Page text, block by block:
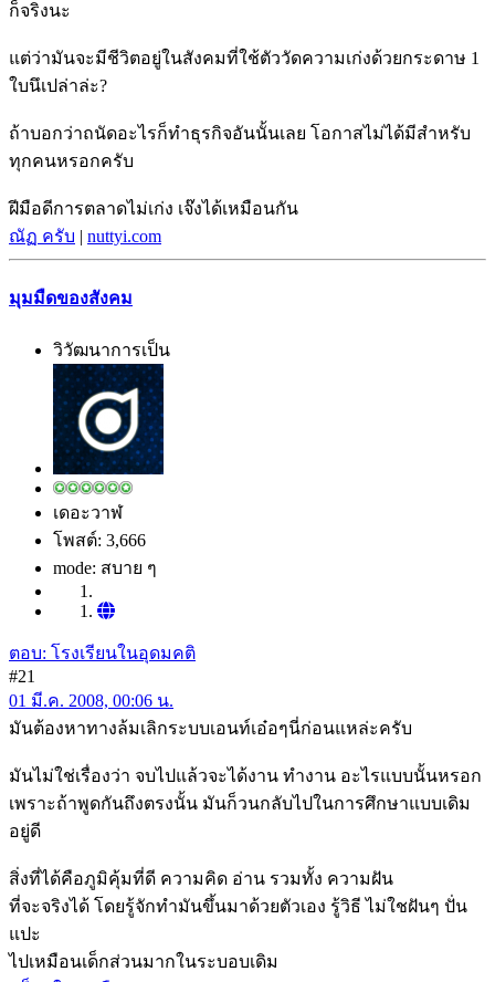
ก็จริงนะ
แต่ว่ามันจะมีชีวิตอยู่ในสังคมที่ใช้ตัววัดความเก่งด้วยกระดาษ 1
ใบนึเปล่าล่ะ?
ถ้าบอกว่าถนัดอะไรก็ทำธุรกิจอันนั้นเลย โอกาสไม่ได้มีสำหรับ
ทุกคนหรอกครับ
ฝีมือดีการตลาดไม่เก่ง เจ๊งได้เหมือนกัน
ณัฏ ครับ | nuttyi.com
มุมมืดของสังคม
วิวัฒนาการเป็น
เดอะวาฬ
โพสต์: 3,666
mode: สบาย ๆ
ตอบ: โรงเรียนในอุดมคติ
#21
01 มี.ค. 2008, 00:06 น.
มันต้องหาทางล้มเลิกระบบเอนท์เอ๋อๆนี่ก่อนแหล่ะครับ
มันไม่ใช่เรื่องว่า จบไปแล้วจะได้งาน ทำงาน อะไรแบบนั้นหรอก
เพราะถ้าพูดกันถึงตรงนั้น มันก็วนกลับไปในการศึกษาแบบเดิม
อยู่ดี
สิ่งที่ได้คือภูมิคุ้มที่ดี ความคิด อ่าน รวมทั้ง ความฝัน
ที่จะจริงได้ โดยรู้จักทำมันขึ้นมาด้วยตัวเอง รู้วิธี ไม่ใชฝันๆ ปั่น
แปะ
ไปเหมือนเด็กส่วนมากในระบอบเดิม